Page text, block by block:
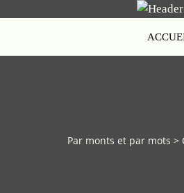
Par monts et par mots >